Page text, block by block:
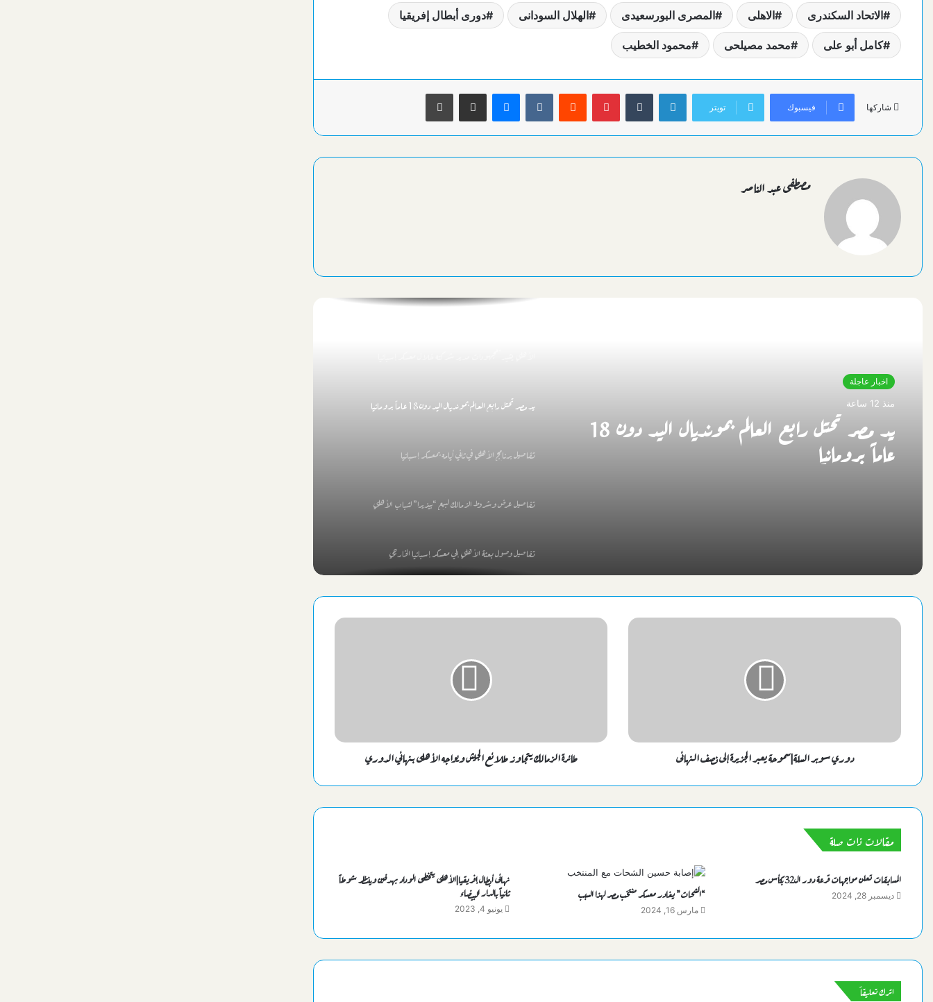
الاتحاد السكندرى الاهلى المصرى البورسعيدى الهلال السودانى دورى أبطال إفريقيا
كامل أبو على محمد مصيلحى محمود الخطيب
شاركها فيسبوك تويتر
لينكدإن بينتيريست ماسنجر مشاركة عبر البريد طباعة
مصطفى عبد الناصر
اخبار عاجلة
منذ 12 ساعة
يد مصر تحتل رابع العالم بمونديال اليد دون 18
عاماً برومانيا
يد مصر تحتل رابع العالم بمونديال اليد دون 18 عاماً برومانيا
تفاصيل برنامج الأهلي في ثاني أيامه بمعسكر إسبانيا
نجم شباب الاتحاد السكندري 2007 يمضي علي أولي خطوات الإحتراف
يد مصر تحتل رابع العالم بمونديال اليد دون 18 عاماً برومانيا
تفاصيل برنامج الأهلي في ثاني أيامه بمعسكر إسبانيا
تفاصيل عرض وشروط الزمالك لبيع “بيزيرا” لشباب الأهلي
تفاصيل وصول بعثة الأهلي إلي معسكر إسبانيا الخارجي
يد مصر تحتل رابع العالم بمونديال اليد دون 18 عاماً برومانيا
تفاصيل برنامج الأهلي في ثاني أيامه بمعسكر إسبانيا دوري سوبر السلة|سموحة يعبر الجزيرة إلى نصف النهائى طائرة الزمالك يتجاوز طلائع الجيش ويواجه الأهلى بنهائي الدوري
مقالات ذات صلة
المسابقات تعلن مواجهات قرعة دور ال32 بكأس مصر
ديسمبر 28, 2024 “الشحات” يغادر معسكر منتخب مصر لهذا السبب
مارس 16, 2024
نهائى أبطال إفريقيا|الأهلى يتخطى الوداد بهدفين وينتظر شوطاً
ثانياً بالدار البيضاء
يونيو 4, 2023
اترك تعليقاً